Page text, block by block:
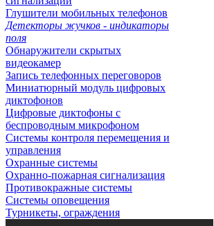
Глушители мобильных телефонов
Детекторы жучков - индикаторы
поля
Обнаружители скрытых
видеокамер
Запись телефонных переговоров
Миниатюрный модуль цифровых
диктофонов
Цифровые диктофоны с
беспроводным микрофоном
Системы контроля перемещения и
управления
Охранные системы
Охранно-пожарная сигнализация
Противокражные системы
Системы оповещения
Турникеты, ограждения